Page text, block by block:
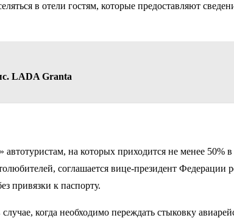
в отели гостям, которые предоставляют
LADA Granta
на которых приходится не менее 50%
соглашается вице-президент Федерации
привязки к паспорту.
когда необходимо переждать стыковку